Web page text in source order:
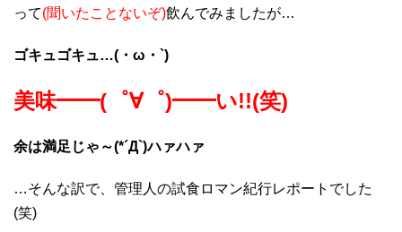
って(聞いたことないぞ)飲んでみましたが…
ゴキュゴキュ…(・ω・`)
美味━━(゜∀゜)━━い!!(笑)
余は満足じゃ～(*´Д`)ハァハァ
…そんな訳で、管理人の試食ロマン紀行レポートでした
(笑)